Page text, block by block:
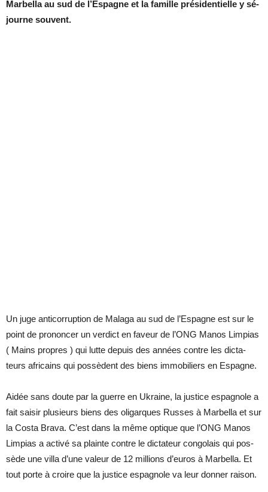
Mar­bella au sud de l’Es­pagne et la fa­mille pré­si­den­tielle y sé­
journe sou­vent.
Un juge an­ti­cor­rup­tion de Ma­laga au sud de l’Es­pagne est sur le
point de pro­non­cer un ver­dict en fa­veur de l’ONG Ma­nos Lim­pias
( Mains propres ) qui lutte de­puis des an­nées contre les dic­ta­
teurs afri­cains qui pos­sèdent des biens im­mo­bi­liers en Es­pagne.
Ai­dée sans doute par la guerre en Ukraine, la jus­tice es­pa­gnole a
fait sai­sir plu­sieurs biens des oli­garques Russes à Mar­bella et sur
la Costa Brava. C’est dans la même op­tique que l’ONG Ma­nos
Lim­pias a ac­tivé sa plainte contre le dic­ta­teur congo­lais qui pos­
sède une villa d’une va­leur de 12 mil­lions d’eu­ros à Mar­bella. Et
tout porte à croire que la jus­tice es­pa­gnole va leur don­ner rai­son.